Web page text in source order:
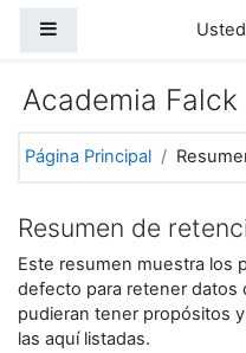
Academia Falck
Página Principal
Resumen de
Este resumen muestra los
defecto para retener datos
pudieran tener propósitos
las aquí listadas.